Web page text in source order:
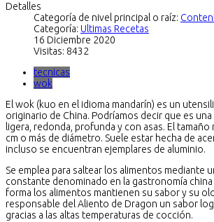
Detalles
Categoría de nivel principal o raíz:
Categoría: Ultimas Recetas
16 Diciembre 2020
Visitas: 8432
tecnicas
wok
El wok (kuo en el idioma mandarín) es un
originario de China. Podríamos decir que es
ligera, redonda, profunda y con asas. El
cm o más de diámetro. Suele estar hecha de
incluso se encuentran ejemplares de aluminio.
Se emplea para saltear los alimentos mediante
constante denominado en la gastronomía china
forma los alimentos mantienen su sabor y su
responsable del Aliento de Dragon un sabor
gracias a las altas temperaturas de cocción.